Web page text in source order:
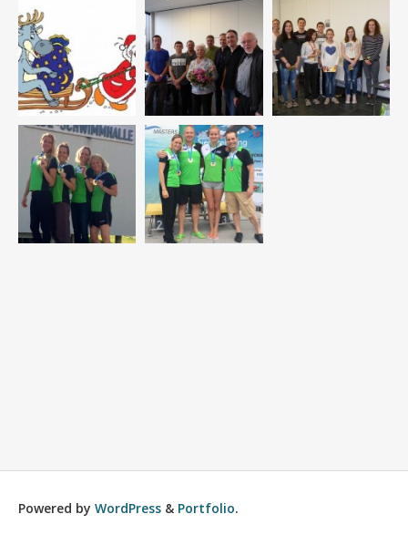
Powered by WordPress & Portfolio.